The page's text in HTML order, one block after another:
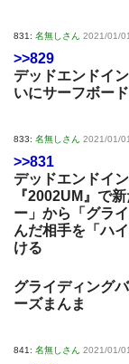
831: 名無しさん 2021/01/
>>829
デッドエンドイ
いにサーフボー
833: 名無しさん 2021/01/
>>831
デッドエンドイ
『2002UM』で
ー」から「グラ
んだ相手を「ハ
ける
グライディング
ーズまんま
841: 名無しさん 2021/01/